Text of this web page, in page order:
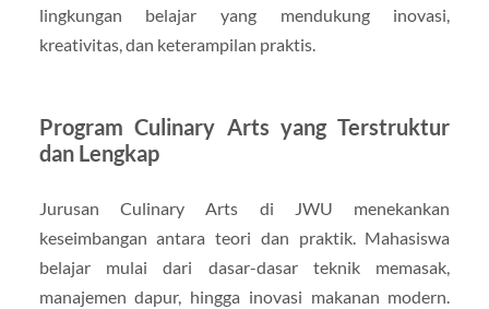
lingkungan belajar yang mendukung inovasi,
kreativitas, dan keterampilan praktis.
Program Culinary Arts yang Terstruktur
dan Lengkap
Jurusan Culinary Arts di JWU menekankan
keseimbangan antara teori dan praktik. Mahasiswa
belajar mulai dari dasar-dasar teknik memasak,
manajemen dapur, hingga inovasi makanan modern.